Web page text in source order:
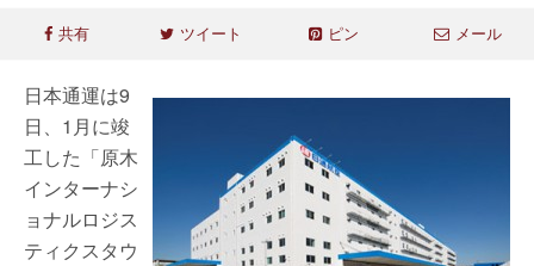
共有 ツイート ピン メール
日本通運は9
日、1月に竣
工した「原木
インターナシ
ョナルロジス
ティクスタウ